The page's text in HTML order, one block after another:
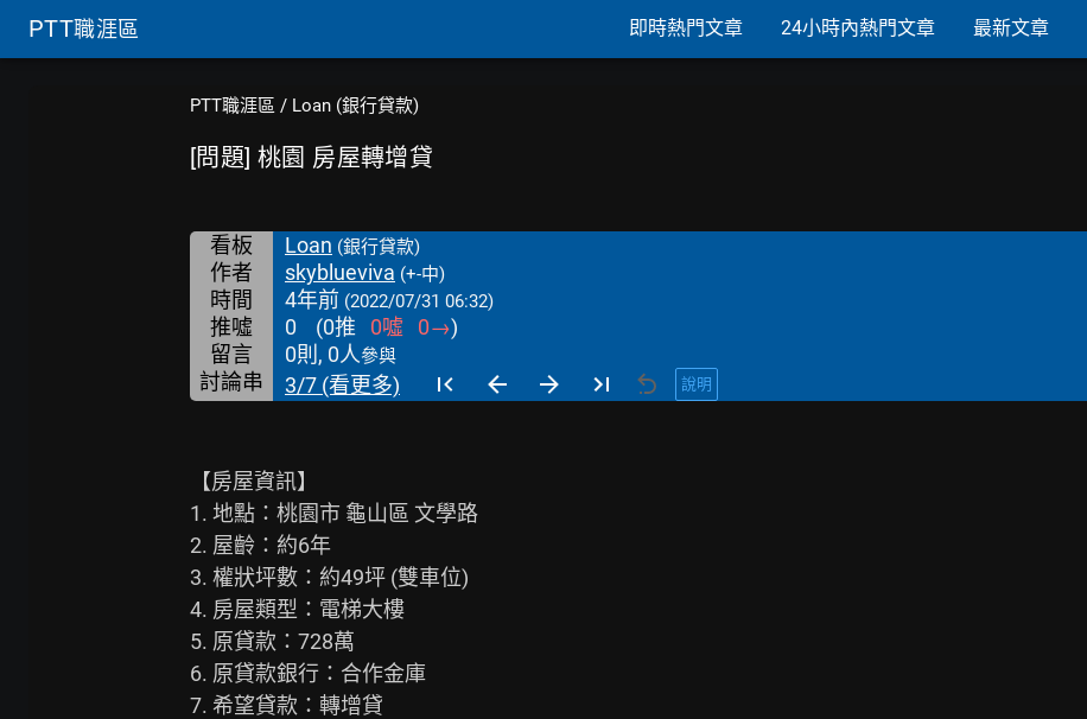
PTT職涯區 即時熱門文章 24小時內熱門文章 最新文章
PTT職涯區 / Loan (銀行貸款)
[問題] 桃園 房屋轉增貸
看板 Loan (銀行貸款)
作者 skyblueviva (+-中)
時間 4年前 (2022/07/31 06:32)
推噓 0 (0推 0噓 0→)
留言
0則, 0人參與
討論串 3/7 (看更多) 說明
【房屋資訊】
1. 地點：桃園市 龜山區 文學路
2. 屋齡：約6年
3. 權狀坪數：約49坪 (雙車位)
4. 房屋類型：電梯大樓
5. 原貸款：728萬
6. 原貸款銀行：合作金庫
7. 希望貸款：轉增貸